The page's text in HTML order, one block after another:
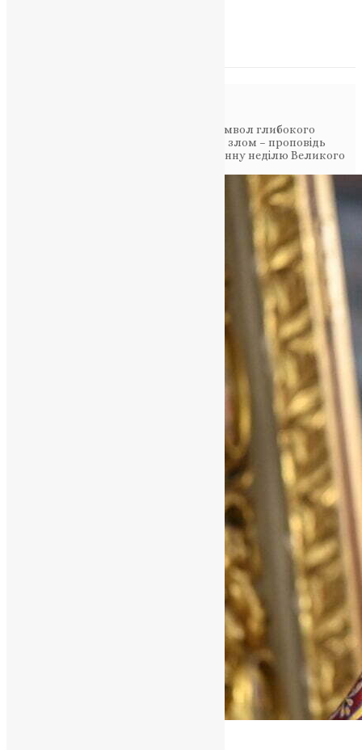
Хрест Господній: символ глибокого
жертовного смирення та перемоги над злом – проповідь
Митрополита Епіфанія на Хрестопоклонну неділю Великого